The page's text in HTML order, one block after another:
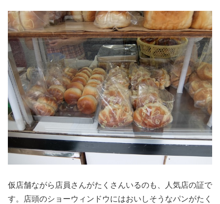
仮店舗ながら店員さんがたくさんいるのも、人気店の証で
す。店頭のショーウィンドウにはおいしそうなパンがたく